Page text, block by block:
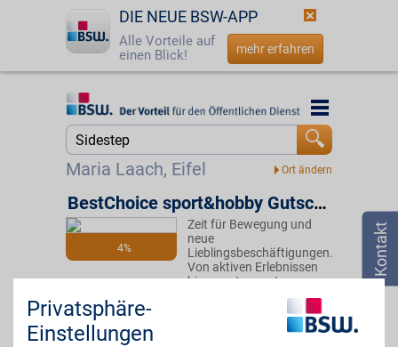
DIE NEUE BSW-APP
Alle Vorteile auf
einen Blick!
mehr erfahren
Startseite
Jetzt BSW-Mitglied werden
☎ 0800 - 279 25 82
Maria Laach, Eifel
Startseite
Suche
4%
BestChoice sport&hobby Gutschein
Zeit für Bewegung und
neue
Lieblingsbeschäftigungen.
Von aktiven Erlebnissen
bis zu entspannten
Freizeitideen bietet dieser
Möglichkeiten für mehr
Privatsphäre-
Einstellungen